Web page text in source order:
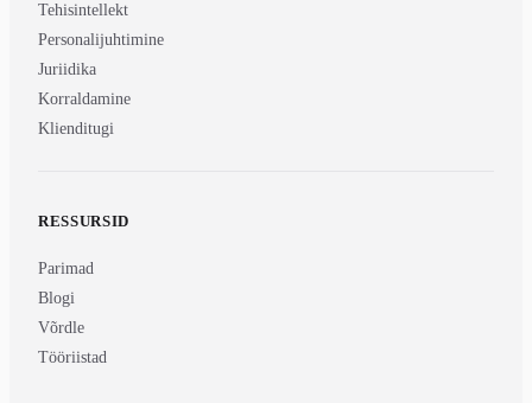
Tehisintellekt
Personalijuhtimine
Juriidika
Korraldamine
Klienditugi
RESSURSID
Parimad
Blogi
Võrdle
Tööriistad